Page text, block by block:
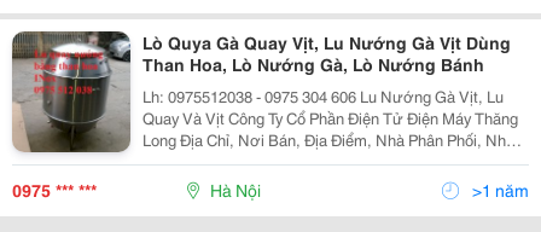
Lò Quya Gà Quay Vịt, Lu Nướng Gà Vịt Dùng
Than Hoa, Lò Nướng Gà, Lò Nướng Bánh
Lh: 0975512038 - 0975 304 606 Lu Nướng Gà Vịt, Lu
Quay Và Vịt Công Ty Cổ Phần Điện Tử Điện Máy Thăng
Long Địa Chỉ, Nơi Bán, Địa Điểm, Nhà Phân Phối, Nhà
Cung Cấp, Bán Buôn, Bán Lẻ Lu Nướng Vịt Lò Quay Vịt,
Lò Nướng Vịt, Chum Quay Vịt, Chum Nướn
0975 *** *** Hà Nội >1 năm